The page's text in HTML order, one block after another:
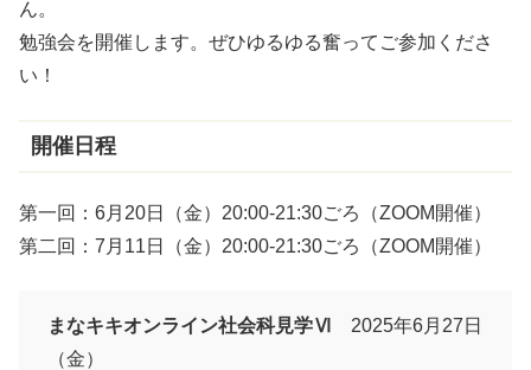
ん。
勉強会を開催します。ぜひゆるゆる奮ってご参加くださ
い！
開催日程
第一回：6月20日（金）20:00-21:30ごろ（ZOOM開催）
第二回：7月11日（金）20:00-21:30ごろ（ZOOM開催）
まなキキオンライン社会科見学Ⅵ
2025年6月27日
（金）